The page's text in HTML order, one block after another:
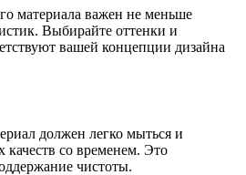
материала важен не меньше
Выбирайте оттенки и
вашей концепции дизайна
должен легко мыться и
качеств со временем. Это
чистоты.